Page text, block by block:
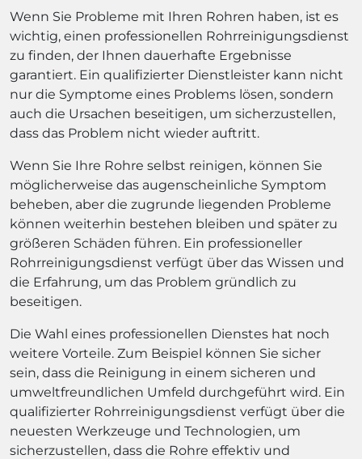
Wenn Sie Probleme mit Ihren Rohren haben, ist es
wichtig, einen professionellen Rohrreinigungsdienst
zu finden, der Ihnen dauerhafte Ergebnisse
garantiert. Ein qualifizierter Dienstleister kann nicht
nur die Symptome eines Problems lösen, sondern
auch die Ursachen beseitigen, um sicherzustellen,
dass das Problem nicht wieder auftritt.
Wenn Sie Ihre Rohre selbst reinigen, können Sie
möglicherweise das augenscheinliche Symptom
beheben, aber die zugrunde liegenden Probleme
können weiterhin bestehen bleiben und später zu
größeren Schäden führen. Ein professioneller
Rohrreinigungsdienst verfügt über das Wissen und
die Erfahrung, um das Problem gründlich zu
beseitigen.
Die Wahl eines professionellen Dienstes hat noch
weitere Vorteile. Zum Beispiel können Sie sicher
sein, dass die Reinigung in einem sicheren und
umweltfreundlichen Umfeld durchgeführt wird. Ein
qualifizierter Rohrreinigungsdienst verfügt über die
neuesten Werkzeuge und Technologien, um
sicherzustellen, dass die Rohre effektiv und